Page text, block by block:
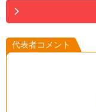
代表者コメント